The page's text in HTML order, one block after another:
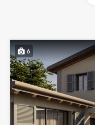
6